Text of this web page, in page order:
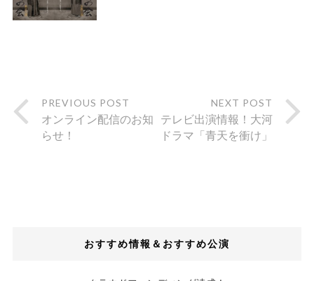
PREVIOUS POST
オンライン配信のお知
らせ！
NEXT POST
テレビ出演情報！大河
ドラマ「青天を衝け」
おすすめ情報＆おすすめ公演